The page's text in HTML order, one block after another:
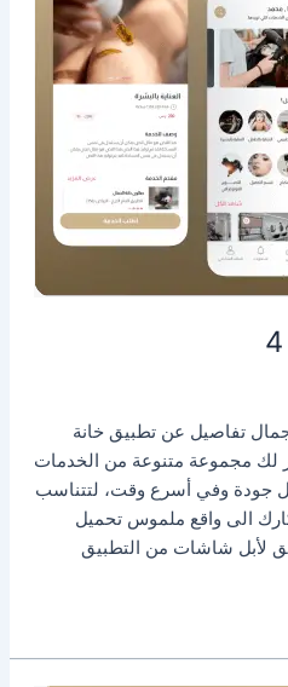
تفاصيل عن تطبيق خانة
لك مجموعة متنوعة من الخدمات
جودة وفي أسرع وقت، لتتناسب
الى واقع ملموس تحميل
لأبل شاشات من التطبيق